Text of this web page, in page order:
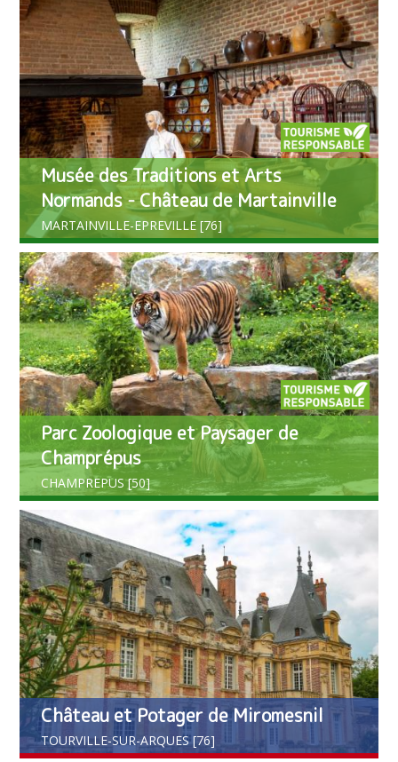
Musée des Traditions et Arts
Normands - Château de Martainville
MARTAINVILLE-EPREVILLE [76]
Parc Zoologique et Paysager de
Champrépus
CHAMPREPUS [50]
Château et Potager de Miromesnil
TOURVILLE-SUR-ARQUES [76]